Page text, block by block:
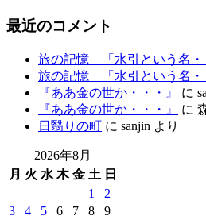
最近のコメント
旅の記憶 「水引という名・
旅の記憶 「水引という名・
『ああ金の世か・・・』
に
『ああ金の世か・・・』
に
日翳りの町 に sanjin より
2026年8月
月 火 水 木 金 土 日
1
2
3
4 5 6 7 8 9